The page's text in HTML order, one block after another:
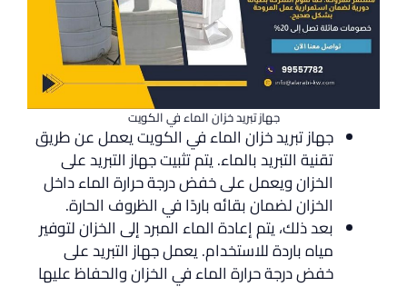
جهاز تبريد خزان الماء في الكويت
جهاز تبريد خزان الماء في الكويت يعمل عن طريق
تقنية التبريد بالماء. يتم تثبيت جهاز التبريد على
الخزان ويعمل على خفض درجة حرارة الماء داخل
الخزان لضمان بقائه باردًا في الظروف الحارة.
بعد ذلك، يتم إعادة الماء المبرد إلى الخزان لتوفير
مياه باردة للاستخدام. يعمل جهاز التبريد على
خفض درجة حرارة الماء في الخزان والحفاظ عليها